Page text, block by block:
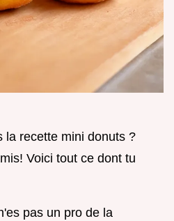
la recette mini donuts ?
Voici tout ce dont tu
pas un pro de la